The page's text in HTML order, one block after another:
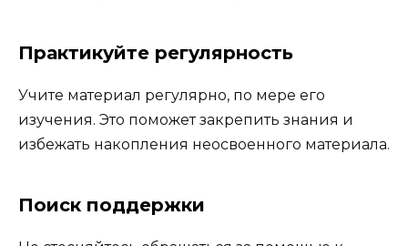
Практикуйте регулярность
Учите материал регулярно, по мере его
изучения. Это поможет закрепить знания и
избежать накопления неосвоенного материала.
Поиск поддержки